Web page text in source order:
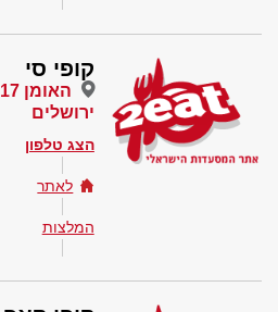
קופי סי
ירושלים
הצג טלפון
לאתר
המלצות